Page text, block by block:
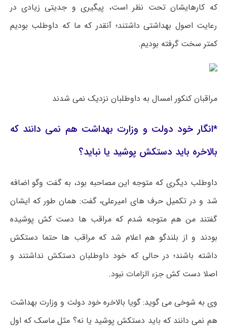
که کارهایشان تحت نظر است، پیگیری و جدیتی زیادی در
رعایت اصول بهداشتی داشتند؛ آنقدر که ما که داوطلب بودیم
کمتر سخت گرفته بودیم.
مراقبان کنکور امسال به داوطلبان نزدیک نمی شدند
*انگار خود دولت و وزارت بهداشت هم نمی دانند که
بالاخره باید دستکش پوشید یا نباید؟
داوطلب دیگری که متوجه این مصاحبه بود، به گفت وگو اضافه
شد و در تکمیل حرف های امیرعلی، گفت: همان طور که ایشان
گفتند من هم متوجه شدم که مراقب ها دست کش پوشیده
بودند و از بلندگو هم اعلام شد که مراقب ها حتما دستکش
داشته باشند؛ در حالی که خود داوطلبان دستکش نداشتند و
اصلا دست کش جزء الزامات نبود.
وی به شوخی می گوید: گویا بالاخره خود دولت و وزارت بهداشت
هم نمی دانند که باید دستکش پوشید یا نه؟ مثل ماسک که اول